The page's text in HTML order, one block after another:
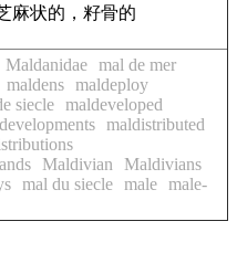
麻状的，籽骨的
Maldanidae mal de mer
maldens maldeploy
siecle maldeveloped
maldistributed
Maldivian
Maldivians
mal du siecle male male-